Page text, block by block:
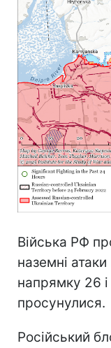
Війська РФ
наземні
напрямку 26
просунулися.
Російський